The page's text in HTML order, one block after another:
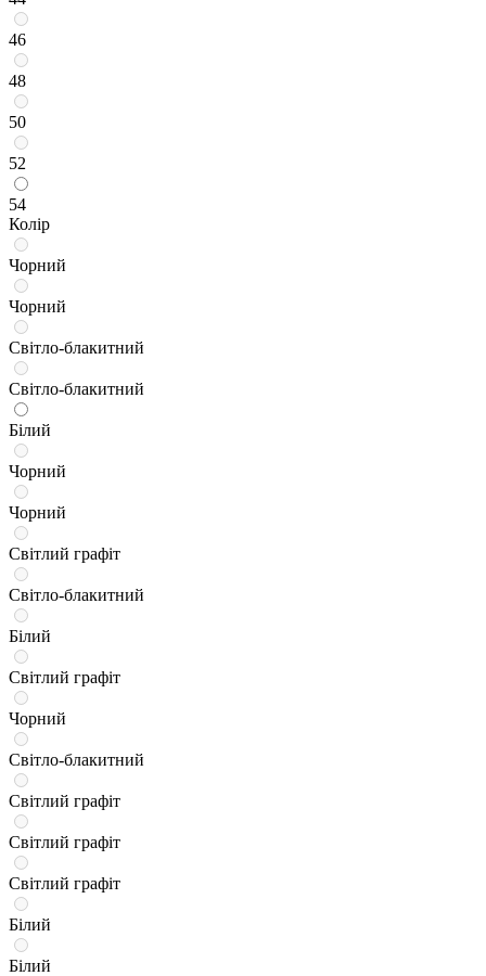
46
48
50
52
54
Колір
Чорний
Чорний
Світло-блакитний
Світло-блакитний
Білий
Чорний
Чорний
Світлий графіт
Світло-блакитний
Білий
Світлий графіт
Чорний
Світло-блакитний
Світлий графіт
Світлий графіт
Світлий графіт
Білий
Білий